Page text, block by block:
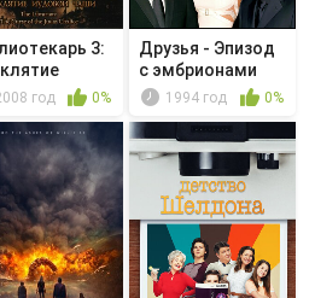
3:
чаши
год 0%
Друзья - Эпизод
с эмбрионами
1994 год 0%